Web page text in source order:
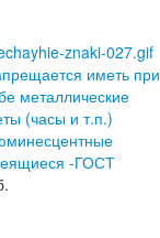
иметь при
металлические
(часы и т.п.)
-ГОСТ